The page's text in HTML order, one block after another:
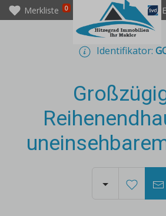
Merkliste 0 IMPRESSUM
Identifikator: